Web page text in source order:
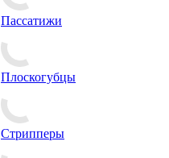
Пассатижи
Плоскогубцы
Стрипперы